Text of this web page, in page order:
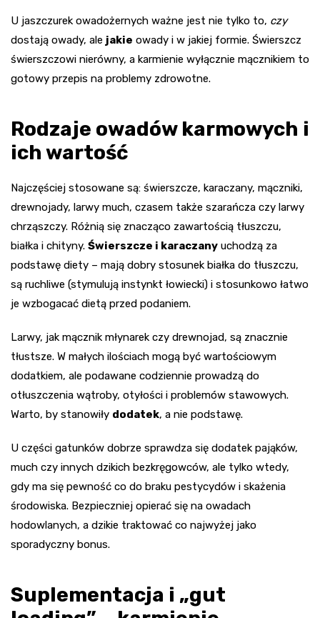
U jaszczurek owadożernych ważne jest nie tylko to, czy
dostają owady, ale jakie owady i w jakiej formie. Świerszcz
świerszczowi nierówny, a karmienie wyłącznie mącznikiem to
gotowy przepis na problemy zdrowotne.
Rodzaje owadów karmowych i
ich wartość
Najczęściej stosowane są: świerszcze, karaczany, mączniki,
drewnojady, larwy much, czasem także szarańcza czy larwy
chrząszczy. Różnią się znacząco zawartością tłuszczu,
białka i chityny. Świerszcze i karaczany uchodzą za
podstawę diety – mają dobry stosunek białka do tłuszczu,
są ruchliwe (stymulują instynkt łowiecki) i stosunkowo łatwo
je wzbogacać dietą przed podaniem.
Larwy, jak mącznik młynarek czy drewnojad, są znacznie
tłustsze. W małych ilościach mogą być wartościowym
dodatkiem, ale podawane codziennie prowadzą do
otłuszczenia wątroby, otyłości i problemów stawowych.
Warto, by stanowiły dodatek, a nie podstawę.
U części gatunków dobrze sprawdza się dodatek pająków,
much czy innych dzikich bezkręgowców, ale tylko wtedy,
gdy ma się pewność co do braku pestycydów i skażenia
środowiska. Bezpieczniej opierać się na owadach
hodowlanych, a dzikie traktować co najwyżej jako
sporadyczny bonus.
Suplementacja i „gut